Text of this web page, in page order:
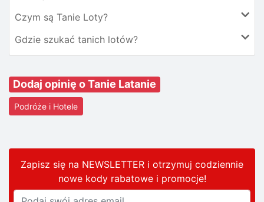
Czym są Tanie Loty?
Gdzie szukać tanich lotów?
Dodaj opinię o Tanie Latanie
Podróże i Hotele
Zapisz się na NEWSLETTER i otrzymuj codziennie
nowe kody rabatowei promocje!